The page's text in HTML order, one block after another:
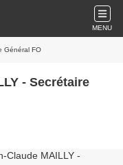
MENU
Général FO
- Secrétaire